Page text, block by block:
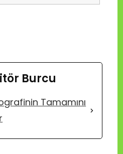
Burcu
Tamamını